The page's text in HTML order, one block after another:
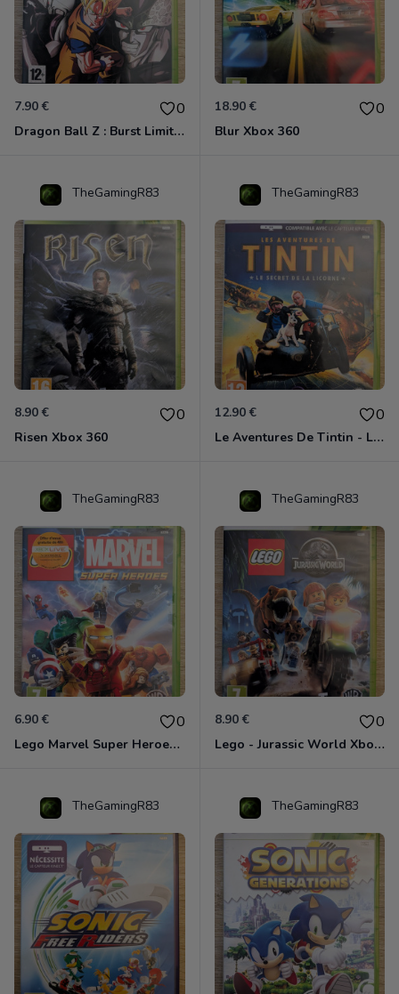
7.90 € 0
Dragon Ball Z : Burst Limit Xbox 360
18.90 € 0
Blur Xbox 360
TheGamingR83
8.90 € 0
Risen Xbox 360
TheGamingR83
12.90 € 0
Le Aventures De Tintin - Le Secret De La Licorne Xbox 360
TheGamingR83
6.90 € 0
Lego Marvel Super Heroes Xbox 360
TheGamingR83
8.90 € 0
Lego - Jurassic World Xbox 360
TheGamingR83 TheGamingR83